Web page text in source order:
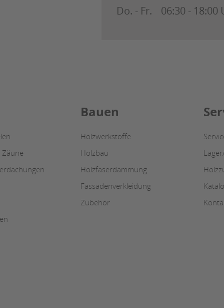
Do. - Fr.
06:30 - 18:00
Bauen
Holzwerkstoffe
Holzbau
Holzfaserdämmung
Fassadenverkleidung
Zubehör